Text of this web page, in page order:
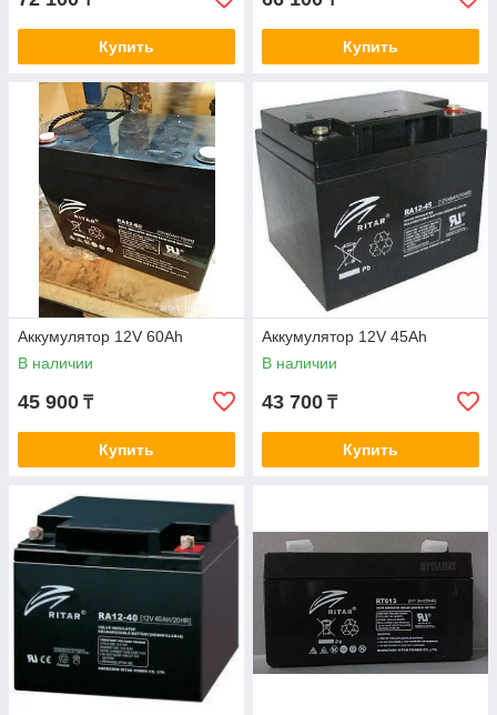
Купить Купить
Аккумулятор 12V 60Ah
В наличии
45 900 ₸
Купить
Аккумулятор 12V 45Ah
В наличии
43 700 ₸
Купить